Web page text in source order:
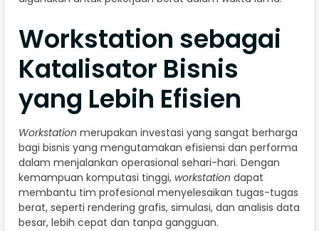
Workstation sebagai
Katalisator Bisnis
yang Lebih Efisien
Workstation merupakan investasi yang sangat berharga
bagi bisnis yang mengutamakan efisiensi dan performa
dalam menjalankan operasional sehari-hari. Dengan
kemampuan komputasi tinggi, workstation dapat
membantu tim profesional menyelesaikan tugas-tugas
berat, seperti rendering grafis, simulasi, dan analisis data
besar, lebih cepat dan tanpa gangguan.